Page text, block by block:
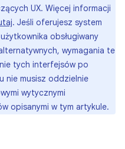
UX. Więcej informacji
. Jeśli oferujesz system
obsługiwany
wymagania te
tych interfejsów po
nie musisz oddzielnie
wytycznymi
opisanymi w tym artykule.